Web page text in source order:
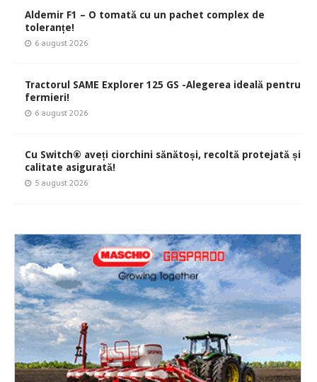
Aldemir F1 – O tomată cu un pachet complex de
toleranțe!
6 august 2026
Tractorul SAME Explorer 125 GS -Alegerea ideală pentru
fermieri!
6 august 2026
Cu Switch® aveți ciorchini sănătoși, recoltă protejată și
calitate asigurată!
5 august 2026